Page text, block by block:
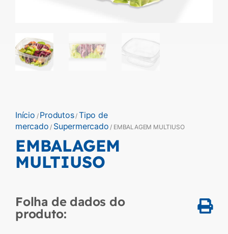
Início / Produtos/ Tipo de
mercado / Supermercado / EMBALAGEM MULTIUSO
EMBALAGEM
MULTIUSO
Folha de dados do
produto: